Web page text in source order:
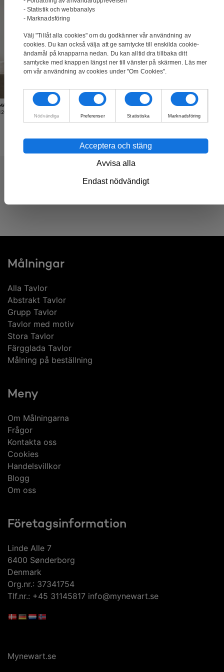
Lägg till i varukorg
– PIPES
x 80 cm
Målningar
Alla Tavlor
Abstrakt Tavlor
Grupp Tavlor
Tavlor med motiv
Stora Tavlor
Färgglada Tavlor
Målning på beställning
Meny
Om Målningarna
Frågor
Kontakta oss
Cookies
Handelsvillkor
Blogg
Om oss
Företagsinformation
Linde Alle 7
6400 Sønderborg
Denmark
Org.nr.: 37341754
Tlf.nr.: +45 31145817 info@mynewart.se
Mynewart.se
- Statistik och webbanalys
- Marknadsföring
Välj "Tillåt alla cookies" om du godkänner vår användning av
cookies. Du kan också välja att ge samtycke till enskilda cookie-
ändamål på knapparna nedan. Du kan alltid dra tillbaka ditt
samtycke med knappen längst ner till vänster på skärmen. Läs mer
om vår användning av cookies under "Om Cookies".
Nödvändiga Preferenser Statistiska Marknadsföring
Avvisa alla
Endast nödvändigt
Acceptera och stäng